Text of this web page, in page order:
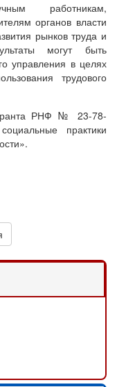
работникам,
органов власти
рынков труда и
могут быть
управления в целях
трудового
РНФ № 23-78-
практики